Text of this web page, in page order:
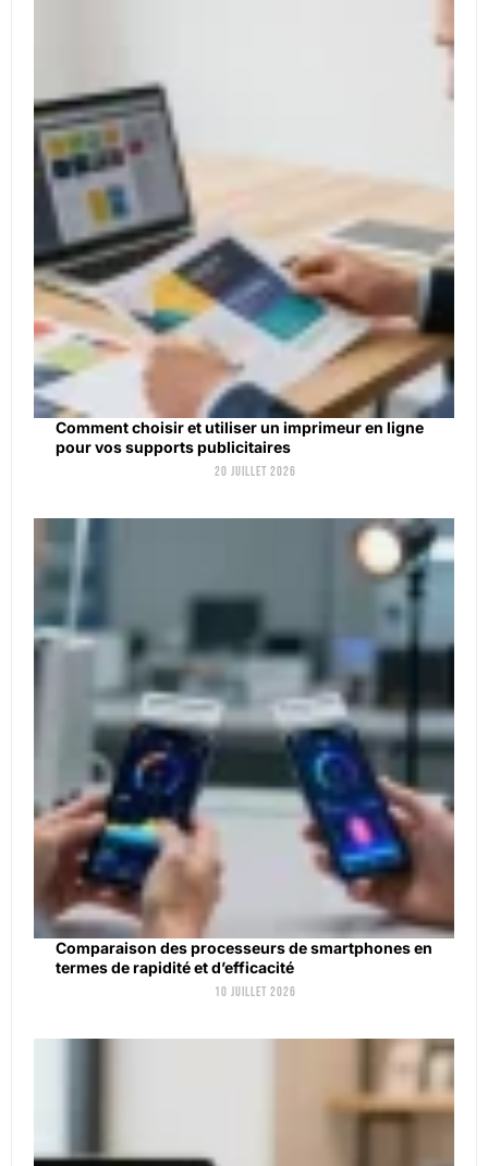
Comment choisir et utiliser un imprimeur en ligne
pour vos supports publicitaires
20 juillet 2026
Comparaison des processeurs de smartphones en
termes de rapidité et d’efficacité
10 juillet 2026